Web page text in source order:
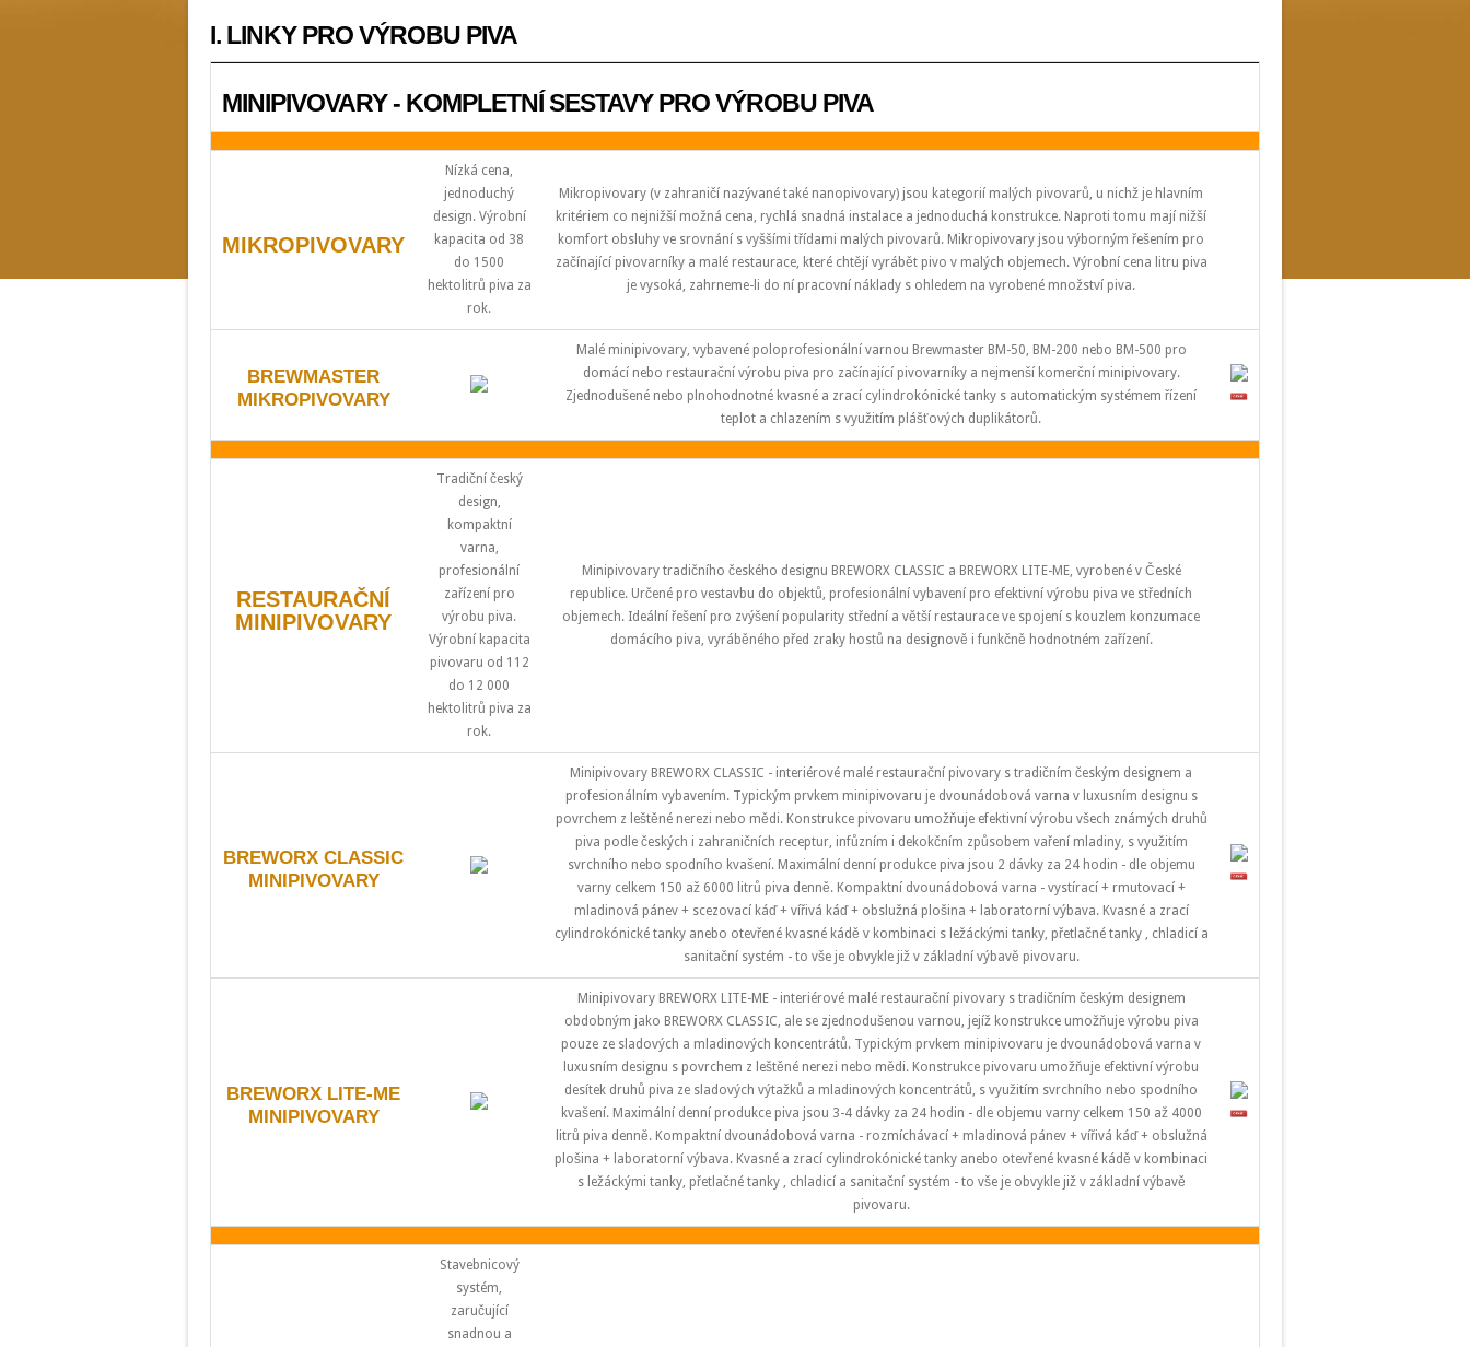
I. LINKY PRO VÝROBU PIVA
MINIPIVOVARY - KOMPLETNÍ SESTAVY PRO VÝROBU PIVA
MIKROPIVOVARY
Nízká cena,
jednoduchý
design. Výrobní
kapacita od 38
do 1500
hektolitrů piva za
rok.
Mikropivovary (v zahraničí nazývané také nanopivovary) jsou kategorií malých pivovarů, u nichž je hlavním
kritériem co nejnižší možná cena, rychlá snadná instalace a jednoduchá konstrukce. Naproti tomu mají nižší
komfort obsluhy ve srovnání s vyššími třídami malých pivovarů. Mikropivovary jsou výborným řešením pro
začínající pivovarníky a malé restaurace, které chtějí vyrábět pivo v malých objemech. Výrobní cena litru piva
je vysoká, zahrneme-li do ní pracovní náklady s ohledem na vyrobené množství piva.
BREWMASTER
MIKROPIVOVARY
Malé minipivovary, vybavené poloprofesionální varnou Brewmaster BM-50, BM-200 nebo BM-500 pro
domácí nebo restaurační výrobu piva pro začínající pivovarníky a nejmenší komerční minipivovary.
Zjednodušené nebo plnohodnotné kvasné a zrací cylindrokónické tanky s automatickým systémem řízení
teplot a chlazením s využitím plášťových duplikátorů.
RESTAURAČNÍ
MINIPIVOVARY
Tradiční český
design,
kompaktní
varna,
profesionální
zařízení pro
výrobu piva.
Výrobní kapacita
pivovaru od 112
do 12 000
hektolitrů piva za
rok.
Minipivovary tradičního českého designu BREWORX CLASSIC a BREWORX LITE-ME, vyrobené v České
republice. Určené pro vestavbu do objektů, profesionální vybavení pro efektivní výrobu piva ve středních
objemech. Ideální řešení pro zvýšení popularity střední a větší restaurace ve spojení s kouzlem konzumace
domácího piva, vyráběného před zraky hostů na designově i funkčně hodnotném zařízení.
BREWORX CLASSIC
MINIPIVOVARY
Minipivovary BREWORX CLASSIC - interiérové malé restaurační pivovary s tradičním českým designem a
profesionálním vybavením. Typickým prvkem minipivovaru je dvounádobová varna v luxusním designu s
povrchem z leštěné nerezi nebo mědi. Konstrukce pivovaru umožňuje efektivní výrobu všech známých druhů
piva podle českých i zahraničních receptur, infůzním i dekokčním způsobem vaření mladiny, s využitím
svrchního nebo spodního kvašení. Maximální denní produkce piva jsou 2 dávky za 24 hodin - dle objemu
varny celkem 150 až 6000 litrů piva denně. Kompaktní dvounádobová varna - vystírací + rmutovací +
mladinová pánev + scezovací káď + vířivá káď + obslužná plošina + laboratorní výbava. Kvasné a zrací
cylindrokónické tanky anebo otevřené kvasné kádě v kombinaci s ležáckými tanky, přetlačné tanky , chladicí a
sanitační systém - to vše je obvykle již v základní výbavě pivovaru.
BREWORX LITE-ME
MINIPIVOVARY
Minipivovary BREWORX LITE-ME - interiérové malé restaurační pivovary s tradičním českým designem
obdobným jako BREWORX CLASSIC, ale se zjednodušenou varnou, jejíž konstrukce umožňuje výrobu piva
pouze ze sladových a mladinových koncentrátů. Typickým prvkem minipivovaru je dvounádobová varna v
luxusním designu s povrchem z leštěné nerezi nebo mědi. Konstrukce pivovaru umožňuje efektivní výrobu
desítek druhů piva ze sladových výtažků a mladinových koncentrátů, s využitím svrchního nebo spodního
kvašení. Maximální denní produkce piva jsou 3-4 dávky za 24 hodin - dle objemu varny celkem 150 až 4000
litrů piva denně. Kompaktní dvounádobová varna - rozmíchávací + mladinová pánev + vířivá káď + obslužná
plošina + laboratorní výbava. Kvasné a zrací cylindrokónické tanky anebo otevřené kvasné kádě v kombinaci
s ležáckými tanky, přetlačné tanky , chladicí a sanitační systém - to vše je obvykle již v základní výbavě
pivovaru.
Stavebnicový
systém,
zaručující
snadnou a